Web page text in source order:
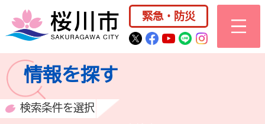
桜川市公式ホー
緊急・防災
桜川市公式Twitter
桜川市公式
桜川市公式
桜川市公式
情報を探す
検索条件を選択